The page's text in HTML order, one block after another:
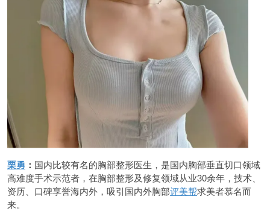
栗勇 ： 国内比较有名的胸部整形医生，是国内胸部垂直切口领域
高难度手术示范者，在胸部整形及修复领域从业30余年，技术、
资历、口碑享誉海内外，吸引国内外胸部评美帮求美者慕名而
来。